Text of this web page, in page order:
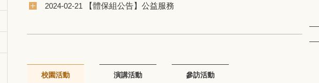
2024-02-21 【體保組公告】公益服務
校園活動 演講活動 參訪活動